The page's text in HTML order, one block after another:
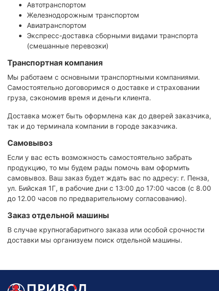
Автотранспортом
Железнодорожным транспортом
Авиатранспортом
Экспресс-доставка сборными видами транспорта
(смешанные перевозки)
Транспортная компания
Мы работаем с основными транспортными компаниями.
Самостоятельно договоримся о доставке и страховании
груза, сэкономив время и деньги клиента.
Доставка может быть оформлена как до дверей заказчика,
так и до терминала компании в городе заказчика.
Самовывоз
Если у вас есть возможность самостоятельно забрать
продукцию, то мы будем рады помочь вам оформить
самовывоз. Ваш заказ будет ждать вас по адресу: г. Пенза,
ул. Бийская 1Г, в рабочие дни с 13:00 до 17:00 часов (с 8.00
до 12.00 часов по предварительному согласованию).
Заказ отдельной машины
В случае крупногабаритного заказа или особой срочности
доставки мы организуем поиск отдельной машины.